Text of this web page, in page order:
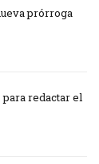
prórroga
para redactar el